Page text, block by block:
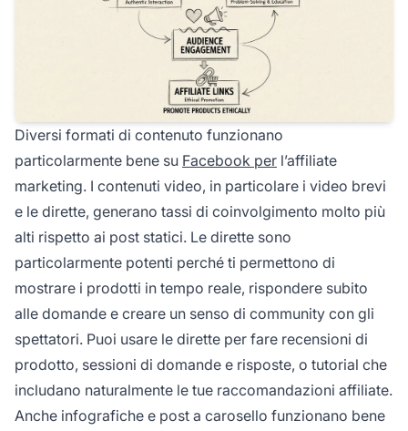
Diversi formati di contenuto funzionano
particolarmente bene su Facebook per l’affiliate
marketing. I contenuti video, in particolare i video brevi
e le dirette, generano tassi di coinvolgimento molto più
alti rispetto ai post statici. Le dirette sono
particolarmente potenti perché ti permettono di
mostrare i prodotti in tempo reale, rispondere subito
alle domande e creare un senso di community con gli
spettatori. Puoi usare le dirette per fare recensioni di
prodotto, sessioni di domande e risposte, o tutorial che
includano naturalmente le tue raccomandazioni affiliate.
Anche infografiche e post a carosello funzionano bene